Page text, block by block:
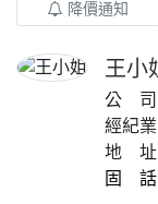
降價通知
王小
公 司
經紀
地 址
固 話